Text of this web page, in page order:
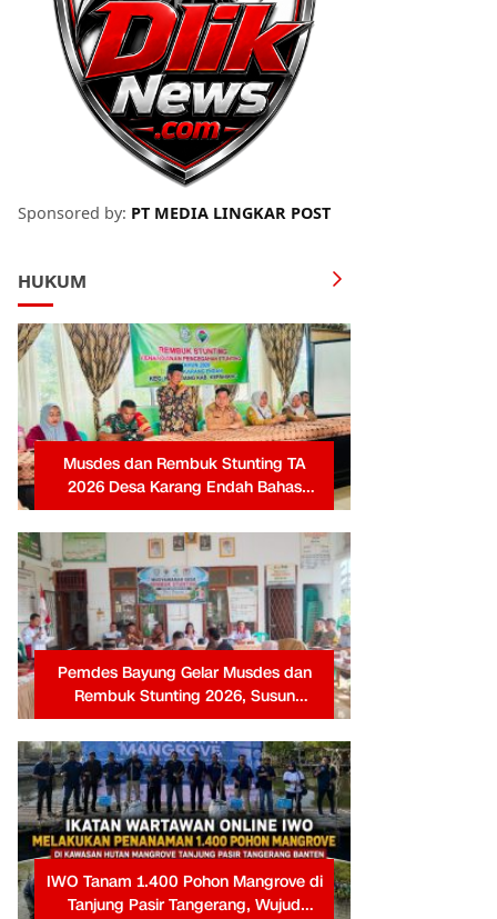
Sponsored by: PT MEDIA LINGKAR POST
HUKUM
Musdes dan Rembuk Stunting TA
2026 Desa Karang Endah Bahas
Prioritas RKPDes dan Percepatan
Penanganan Stunting
Pemdes Bayung Gelar Musdes dan
Rembuk Stunting 2026, Susun
Prioritas RKPDes 2027 Bersama
Masyarakat
IWO Tanam 1.400 Pohon Mangrove di
Tanjung Pasir Tangerang, Wujud